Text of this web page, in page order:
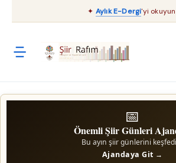
✦ Aylık E-Dergi'yi okuyun
📅
Önemli Şiir Günleri
Bu ayın şiir günlerini
Ajandaya Git →